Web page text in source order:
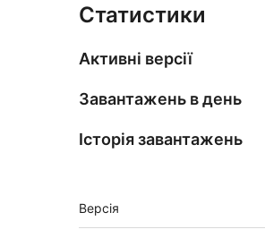
Статистики
Активні версії
Завантажень в день
Історія завантажень
Мета
Версія